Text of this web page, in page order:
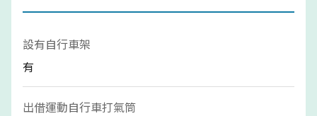
設有自行車架
有
出借運動自行車打氣筒